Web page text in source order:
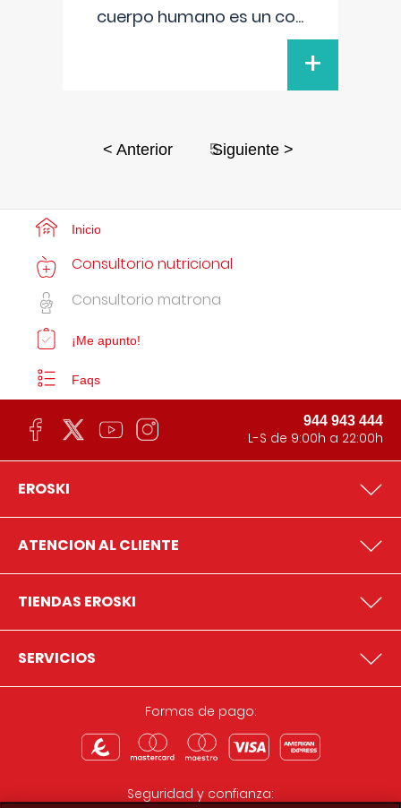
cuerpo humano es un co...
+
< Anterior 5
Siguiente >
Inicio
Consultorio nutricional
Consultorio matrona
¡Me apunto!
Faqs
944 943 444
L-S de 9:00h a 22:00h
EROSKI
ATENCION AL CLIENTE
TIENDAS EROSKI
SERVICIOS
Formas de pago:
Seguridad y confianza: